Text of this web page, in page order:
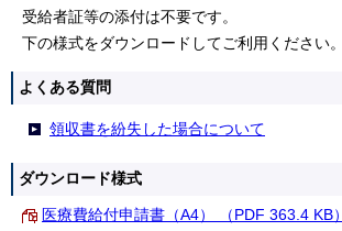
受給者証等の添付は不要です。
下の様式をダウンロードしてご利用ください。
よくある質問
領収書を紛失した場合について
ダウンロード様式
医療費給付申請書（A4） （PDF 363.4 KB）